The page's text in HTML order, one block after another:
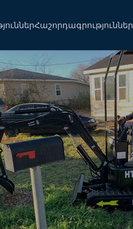
Հաշորդագրություններ